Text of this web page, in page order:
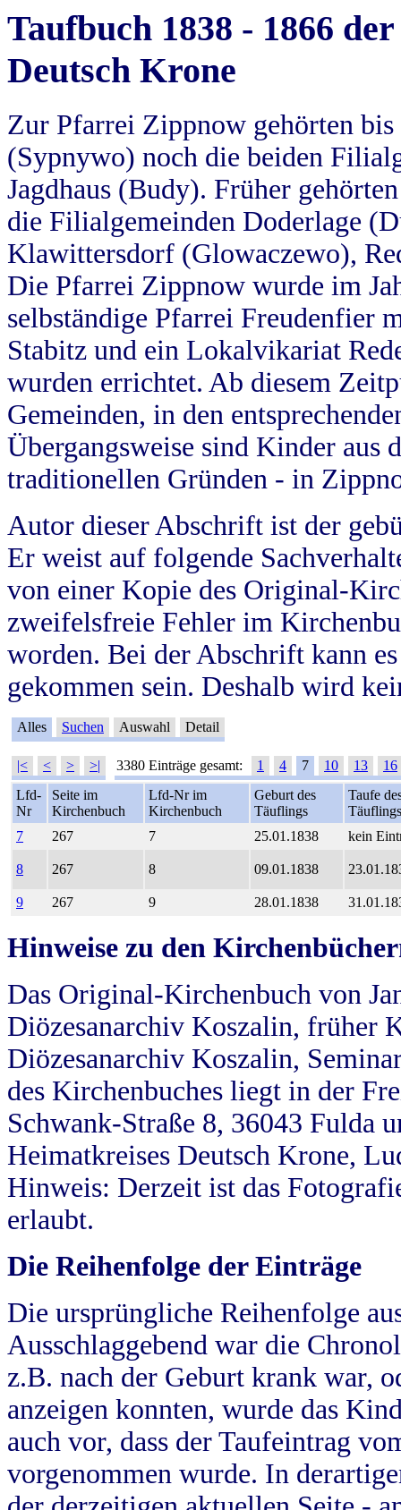
Taufbuch 1838 - 1866
Deutsch Krone
Zur Pfarrei Zippnow gehörten
(Sypnywo) noch die beiden
Jagdhaus (Budy). Früher
die Filialgemeinden Doderlage
Klawittersdorf (Glowaczewo),
Die Pfarrei Zippnow wurde im
selbständige Pfarrei Freudenfier
Stabitz und ein Lokalvikariat
wurden errichtet. Ab diesem
Gemeinden, in den
Übergangsweise sind Kinder aus
traditionellen Gründen - in
Autor dieser Abschrift ist der
Er weist auf folgende
von einer Kopie des Original-
zweifelsfreie Fehler im
worden. Bei der Abschrift kann
gekommen sein. Deshalb wird
Alles Suchen Auswahl Detail
|< < > >| 3380 Einträge gesamt: 1 4 7 10 13
16
Lfd-
Nr
Seite im
Kirchenbuch
Lfd-Nr im
Kirchenbuch
Geburt des
Täuflings
Taufe
Täuflings
7
267 7 25.01.1838 kein
8 267 8 09.01.1838
9 267 9 28.01.1838
Hinweise zu den
Das Original-Kirchenbuch von
Diözesanarchiv Koszalin, früher
Diözesanarchiv Koszalin,
des Kirchenbuches liegt in der
Schwank-Straße 8, 36043 Fulda
Heimatkreises Deutsch Krone,
Hinweis: Derzeit ist das
erlaubt.
Die Reihenfolge der Einträge
Die ursprüngliche Reihenfolge
Ausschlaggebend war die
z.B. nach der Geburt krank war,
anzeigen konnten, wurde das
auch vor, dass der Taufeintrag
vorgenommen wurde. In